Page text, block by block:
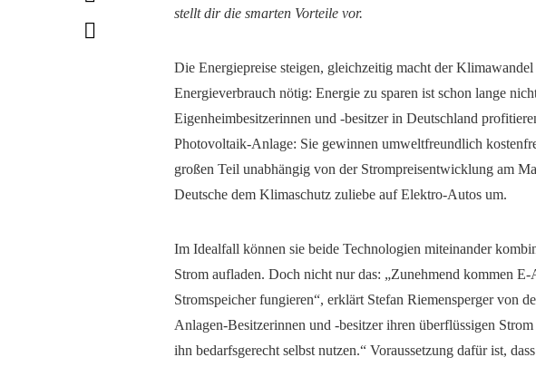
stellt dir die smarten Vorteile vor.
Die Energiepreise steigen, gleichzeitig macht der
Energieverbrauch nötig: Energie zu sparen ist schon lange
Eigenheimbesitzerinnen und -besitzer in Deutschland
Photovoltaik-Anlage: Sie gewinnen umweltfreundlich
großen Teil unabhängig von der Strompreisentwicklung am
Deutsche dem Klimaschutz zuliebe auf Elektro-Autos um.
Im Idealfall können sie beide Technologien miteinander
Strom aufladen. Doch nicht nur das: „Zunehmend kommen
Stromspeicher fungieren“, erklärt Stefan Riemensperger von
Anlagen-Besitzerinnen und -besitzer ihren überflüssigen
ihn bedarfsgerecht selbst nutzen.“ Voraussetzung dafür ist,